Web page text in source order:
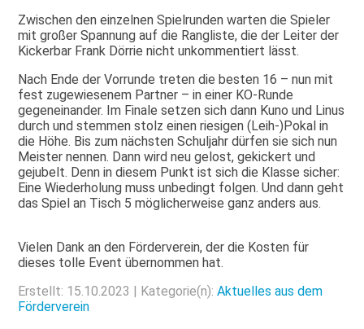
Zwischen den einzelnen Spielrunden warten die Spieler
mit großer Spannung auf die Rangliste, die der Leiter der
Kickerbar Frank Dörrie nicht unkommentiert lässt.
Nach Ende der Vorrunde treten die besten 16 – nun mit
fest zugewiesenem Partner – in einer KO-Runde
gegeneinander. Im Finale setzen sich dann Kuno und Linus
durch und stemmen stolz einen riesigen (Leih-)Pokal in
die Höhe. Bis zum nächsten Schuljahr dürfen sie sich nun
Meister nennen. Dann wird neu gelost, gekickert und
gejubelt. Denn in diesem Punkt ist sich die Klasse sicher:
Eine Wiederholung muss unbedingt folgen. Und dann geht
das Spiel an Tisch 5 möglicherweise ganz anders aus.
Vielen Dank an den Förderverein, der die Kosten für
dieses tolle Event übernommen hat.
Erstellt: 15.10.2023 | Kategorie(n):Aktuelles aus dem
Förderverein